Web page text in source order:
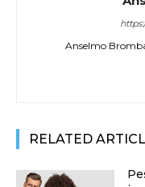
Anselmo
RELATED